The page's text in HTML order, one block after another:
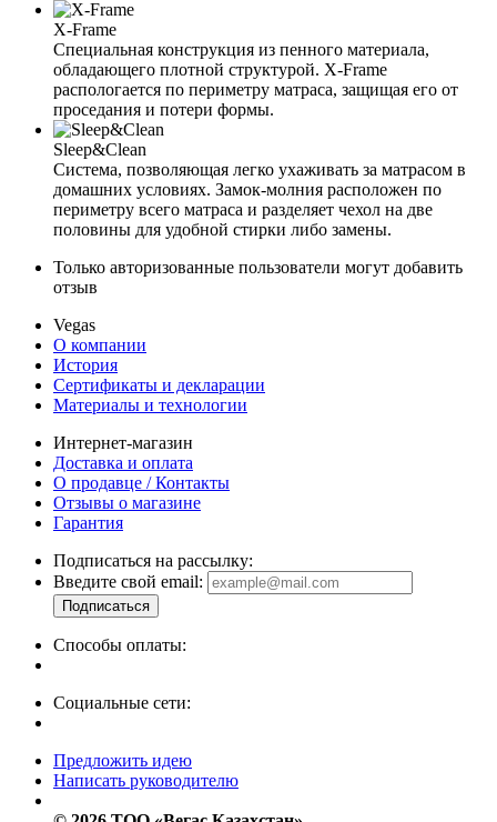
X-Frame
Специальная конструкция из пенного материала,
обладающего плотной структурой. X-Frame
распологается по периметру матраса, защищая его от
проседания и потери формы.
Sleep&Clean
Система, позволяющая легко ухаживать за матрасом в
домашних условиях. Замок-молния расположен по
периметру всего матраса и разделяет чехол на две
половины для удобной стирки либо замены.
Только авторизованные пользователи могут добавить
отзыв
Vegas
О компании
История
Сертификаты и декларации
Материалы и технологии
Интернет-магазин
Доставка и оплата
О продавце / Контакты
Отзывы о магазине
Гарантия
Подписаться на рассылку:
Введите свой email:
Способы оплаты:
Социальные сети:
Предложить идею
Написать руководителю